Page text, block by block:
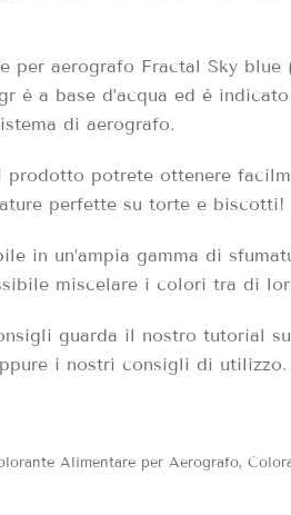
per aerografo Fractal Sky blue
è a base d’acqua ed è
di aerografo.
prodotto potrete ottenere
perfette su torte e biscotti!
in un’ampia gamma di
miscelare i colori tra di
guarda il nostro tutorial su
i nostri consigli di utilizzo.
Alimentare per Aerografo,